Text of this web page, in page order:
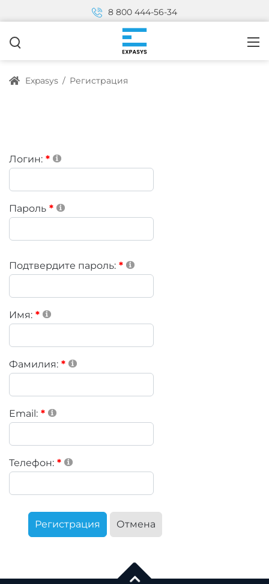
8 800 444-56-34
Expasys / Регистрация
Логин:
Пароль
Подтвердите пароль:
Имя:
Фамилия:
Email:
Телефон:
Регистрация Отмена